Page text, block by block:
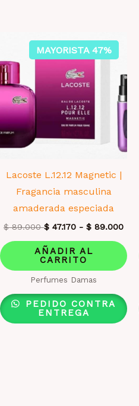
MAYORISTA 47%
Lacoste L.12.12 Magnetic |
Fragancia masculina
amaderada especiada
$89.000 $ 47.170 - $ 89.000
AÑADIR AL
CARRITO
Perfumes Damas
PEDIDO CONTRA
ENTREGA